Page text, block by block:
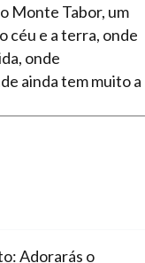
Monte Tabor, um
céu e a terra, onde
onde
ainda tem muito a
Adorarás o